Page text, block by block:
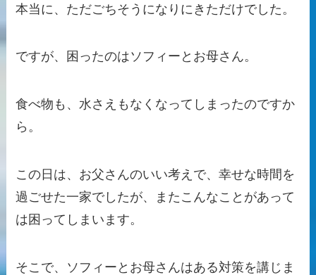
本当に、ただごちそうになりにきただけでした。
ですが、困ったのはソフィーとお母さん。
食べ物も、水さえもなくなってしまったのですか
ら。
この日は、お父さんのいい考えで、幸せな時間を
過ごせた一家でしたが、またこんなことがあって
は困ってしまいます。
そこで、ソフィーとお母さんはある対策を講じま